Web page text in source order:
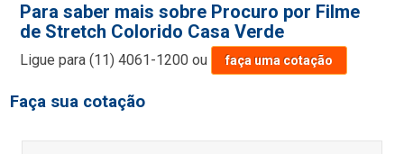
Para saber mais sobre Procuro por Filme
de Stretch Colorido Casa Verde
Ligue para(11) 4061-1200 ou faça uma cotação
Faça sua cotação